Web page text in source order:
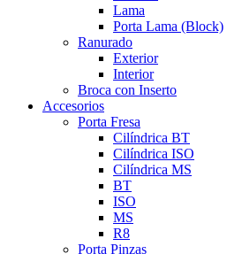
Lama
Porta Lama (Block)
Ranurado
Exterior
Interior
Broca con Inserto
Accesorios
Porta Fresa
Cilíndrica BT
Cilíndrica ISO
Cilíndrica MS
BT
ISO
MS
R8
Porta Pinzas